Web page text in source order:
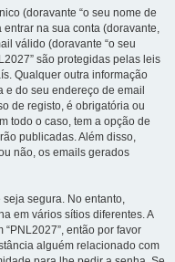
(doravante “o seu nome de
na sua conta (doravante,
válido (doravante “o seu
são protegidas pelas leis
Qualquer outra informação
do seu endereço de email
de registo, é obrigatória ou
todo o caso, tem a opção de
publicadas. Além disso,
não, os emails gerados
segura. No entanto,
em vários sítios diferentes. A
então por favor
alguém relacionado com